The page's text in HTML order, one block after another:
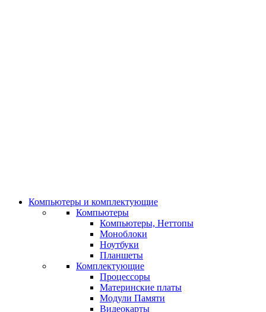
Компьютеры и комплектующие
Компьютеры
Компьютеры, Неттопы
Моноблоки
Ноутбуки
Планшеты
Комплектующие
Процессоры
Материнские платы
Модули Памяти
Видеокарты